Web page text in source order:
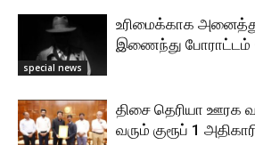
special news
உரிமைக்காக
இணைந்து போராட்டம்
திசை தெரியா ஊரக
வரும் குரூப் 1